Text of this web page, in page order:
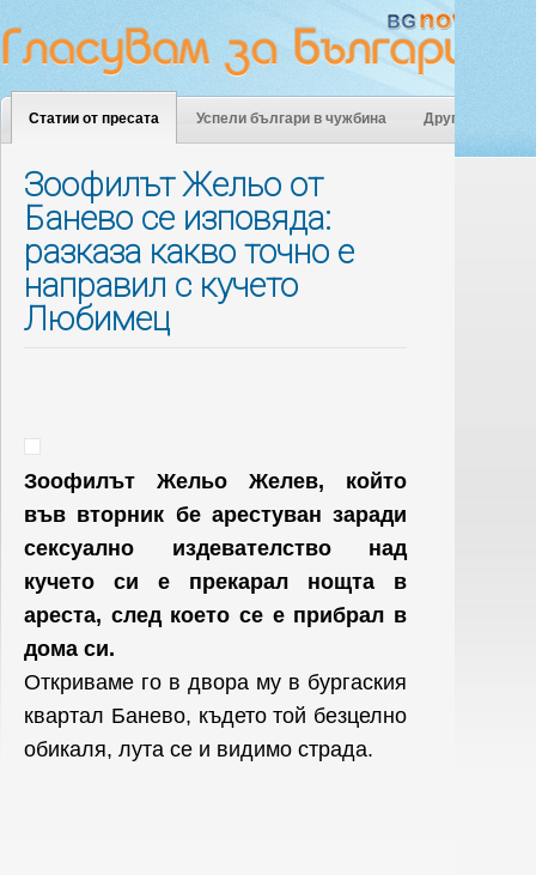
Статии от пресата Успели българи в чужбина Други
Зоофилът Жельо от
Банево се изповяда:
разказа какво точно е
направил с кучето
Любимец
Зоофилът Жельо Желев, който
във вторник бе арестуван заради
сексуално издевателство над
кучето си е прекарал нощта в
ареста, след което се е прибрал в
дома си.
Oткриваме го в двора му в бургаския
квартал Банево, където той безцелно
обикаля, лута се и видимо страда.